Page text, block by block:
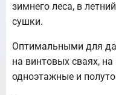
зимнего леса, в
сушки.
Оптимальными для
на винтовых сваях,
одноэтажные и